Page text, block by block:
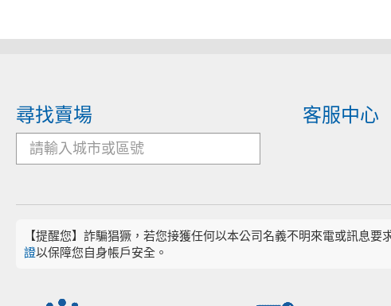
尋找賣場 客服中心
【提醒您】詐騙猖獗，若您接獲任何以本公司名義不明來電或訊息
證以保障您自身帳戶安全。